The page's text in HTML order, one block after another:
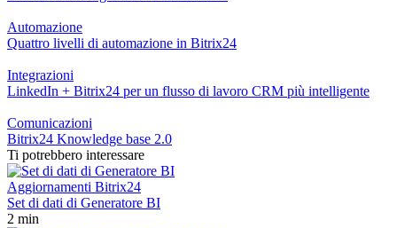
Automazione
Quattro livelli di automazione in Bitrix24
Integrazioni
LinkedIn + Bitrix24 per un flusso di lavoro CRM più intelligente
Comunicazioni
Bitrix24 Knowledge base 2.0
Ti potrebbero interessare
Aggiornamenti Bitrix24
Set di dati di Generatore BI
2 min